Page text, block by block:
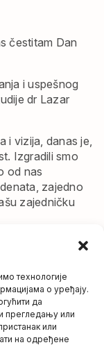
технологије
о уређају.
да
прегледању или
или
на одређене
čestitam Dan
i uspešnog
dr Lazar
i vizija, danas je,
Izgradili smo
od nas
zajedno
zajedničku
graditi isto
budućnost.
i isključivo tim
mladost